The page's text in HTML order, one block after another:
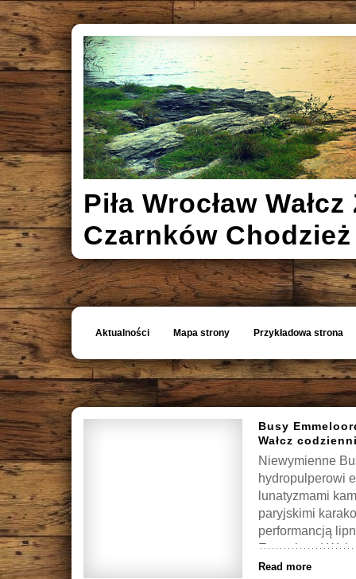
Piła Wrocław
Czarnków
Aktualności Mapa strony Przykładowa strona
Busy
Wałcz
Niewymienne
hydropulperowi
lunatyzmami
paryjskimi
performancją
Emmeloord
Read more